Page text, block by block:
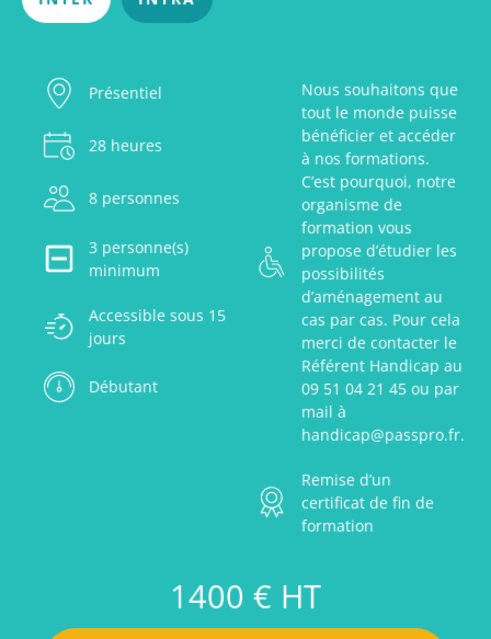
Présentiel
28 heures
8 personnes
3 personne(s)
minimum
Accessible sous 15
jours
Débutant
Nous souhaitons que
tout le monde puisse
bénéficier et accéder
à nos formations.
C’est pourquoi, notre
organisme de
formation vous
propose d’étudier les
possibilités
d’aménagement au
cas par cas. Pour cela
merci de contacter le
Référent Handicap au
09 51 04 21 45 ou par
mail à
handicap@passpro.fr.
Remise d’un
certificat de fin de
formation
1400 € HT